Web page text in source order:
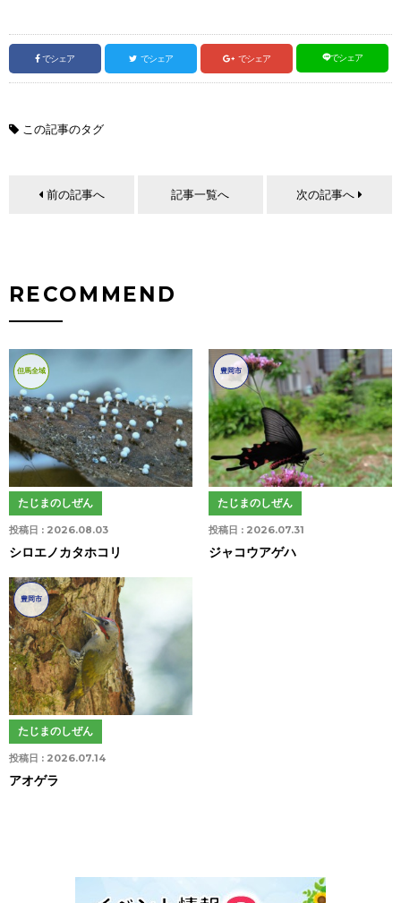
でシェア でシェア でシェア でシェア
この記事のタグ
前の記事へ 記事一覧へ 次の記事へ
RECOMMEND
但馬全域
投稿日 : 2026.08.03
たじまのしぜん
シロエノカタホコリ
豊岡市
投稿日 : 2026.07.31
たじまのしぜん
ジャコウアゲハ
豊岡市
投稿日 : 2026.07.14
たじまのしぜん
アオゲラ